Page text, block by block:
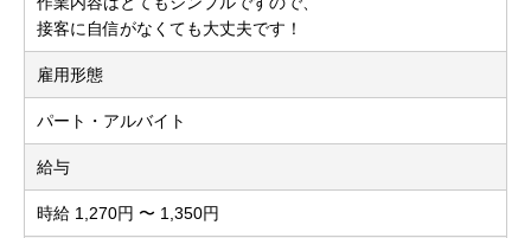
接客に自信がなくても大丈夫です！
雇用形態
パート・アルバイト
給与
時給 1,270円 〜 1,350円